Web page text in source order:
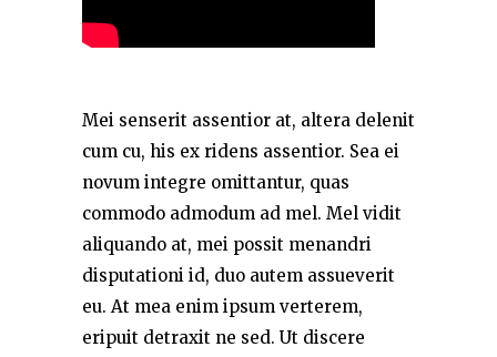
Mei senserit assentior at, altera delenit
cum cu, his ex ridens assentior. Sea ei
novum integre omittantur, quas
commodo admodum ad mel. Mel vidit
aliquando at, mei possit menandri
disputationi id, duo autem assueverit
eu. At mea enim ipsum verterem,
eripuit detraxit ne sed. Ut discere